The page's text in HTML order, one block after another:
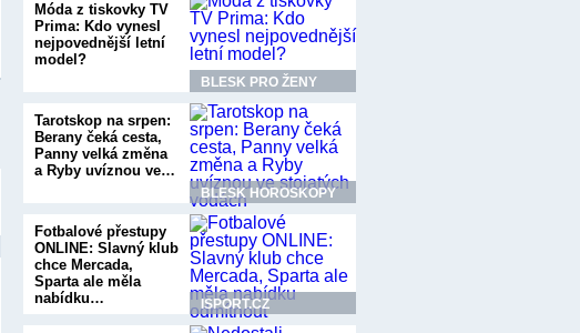
Móda z tiskovky TV
Prima: Kdo vynesl
nejpovednější letní
model?
BLESK PRO ŽENY
Tarotskop na srpen:
Berany čeká cesta,
Panny velká změna
a Ryby uvíznou ve…
BLESK HOROSKOPY
Fotbalové přestupy
ONLINE: Slavný klub
chce Mercada,
Sparta ale měla
nabídku…
ISPORT.CZ